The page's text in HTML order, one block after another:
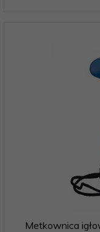
Metkownica